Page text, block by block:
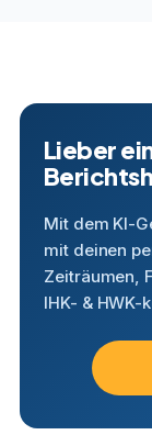
Lieber
Mit dem KI-
mit deinen
Zeiträumen,
IHK- &